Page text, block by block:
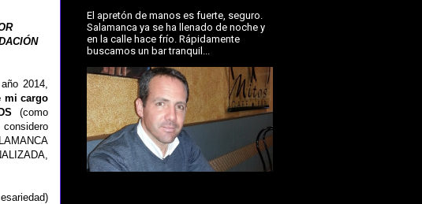
2014,
mi cargo
(como
considero
El apretón de manos es fuerte, seguro.
Salamanca ya se ha llenado de noche y
en la calle hace frío. Rápidamente
buscamos un bar tranquil...